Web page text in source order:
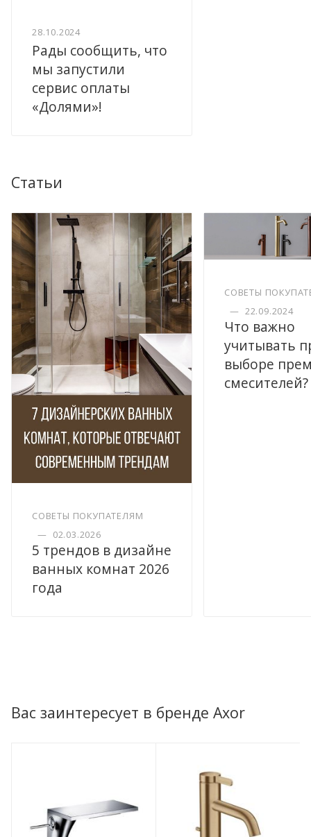
28.10.2024
Рады сообщить, что
мы запустили
сервис оплаты
«Долями»!
Статьи
СОВЕТЫ ПОКУПАТЕЛЯМ
— 02.03.2026
5 трендов в дизайне
ванных комнат 2026
года
СОВЕТЫ
— 22.09.2024
Что важно
учитывать
выборе
смесителей?
Вас заинтересует в бренде Axor